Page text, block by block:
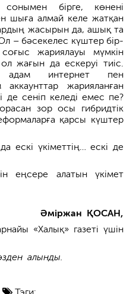
бірге, көнені
шыға алмай келе жатқан
жасырын да, ашық та
– бәсекелес күштер бір-
жариялауы мүмкін
жағын да ескеруі тиіс.
интернет пен
жарияланған
де сеніп келеді емес пе?
зор осы гибридтік
қарсы күштер
ескі үкіметтің… ескі де
еңсере алатын үкімет
Әміржан ҚОСАН,
«Халық» газеті үшін
алынды.